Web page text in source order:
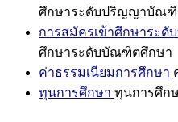
ศึกษาระดับปริญญาบัณ
การสมัครเข้าศึกษาระ
ศึกษาระดับบัณฑิตศึกษา
ค่าธรรมเนียมการศึกษา
ทุนการศึกษา ทุนการศึก